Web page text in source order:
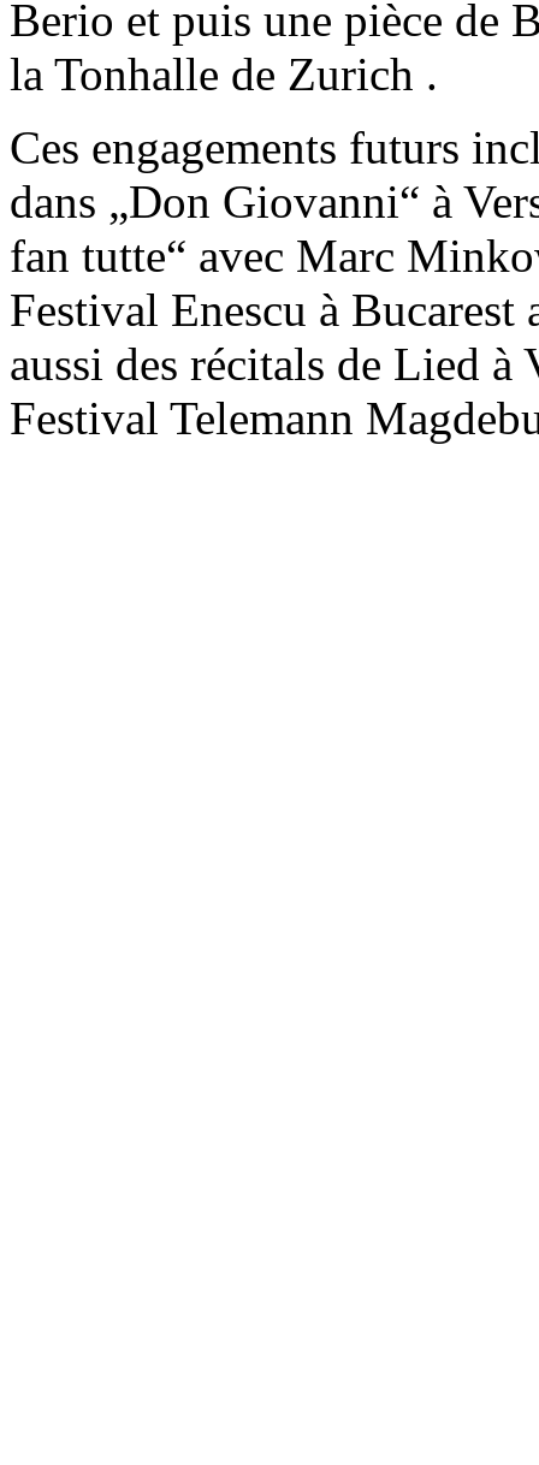
Berio et puis une pièce de
la Tonhalle de Zurich .
Ces engagements futurs
dans „Don Giovanni“ à
fan tutte“ avec Marc
Festival Enescu à
aussi des récitals de Lied à
Festival Telemann